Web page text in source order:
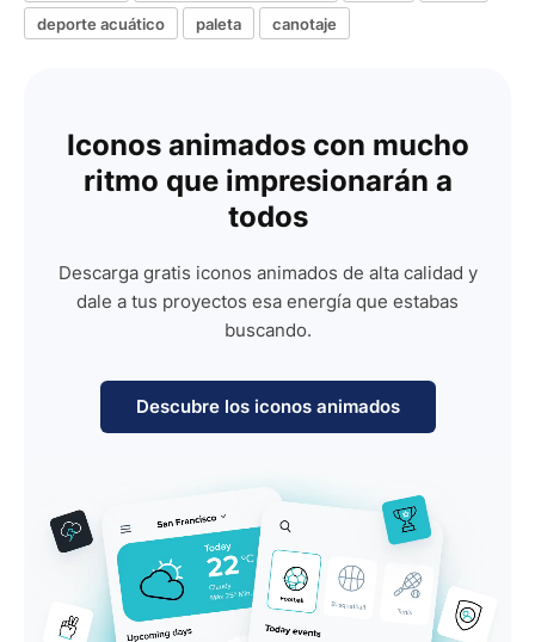
deporte acuático
paleta canotaje
Iconos animados con mucho
ritmo que impresionarán a
todos
Descarga gratis iconos animados de alta calidad y
dale a tus proyectos esa energía que estabas
buscando.
Descubre los iconos animados